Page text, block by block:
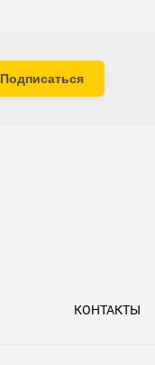
Подписаться
КОНТАКТЫ